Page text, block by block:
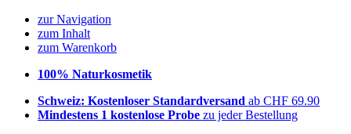
zur Navigation
zum Inhalt
zum Warenkorb
100% Naturkosmetik
Schweiz: Kostenloser Standardversand ab CHF 69.90
Mindestens 1 kostenlose Probe zu jeder Bestellung